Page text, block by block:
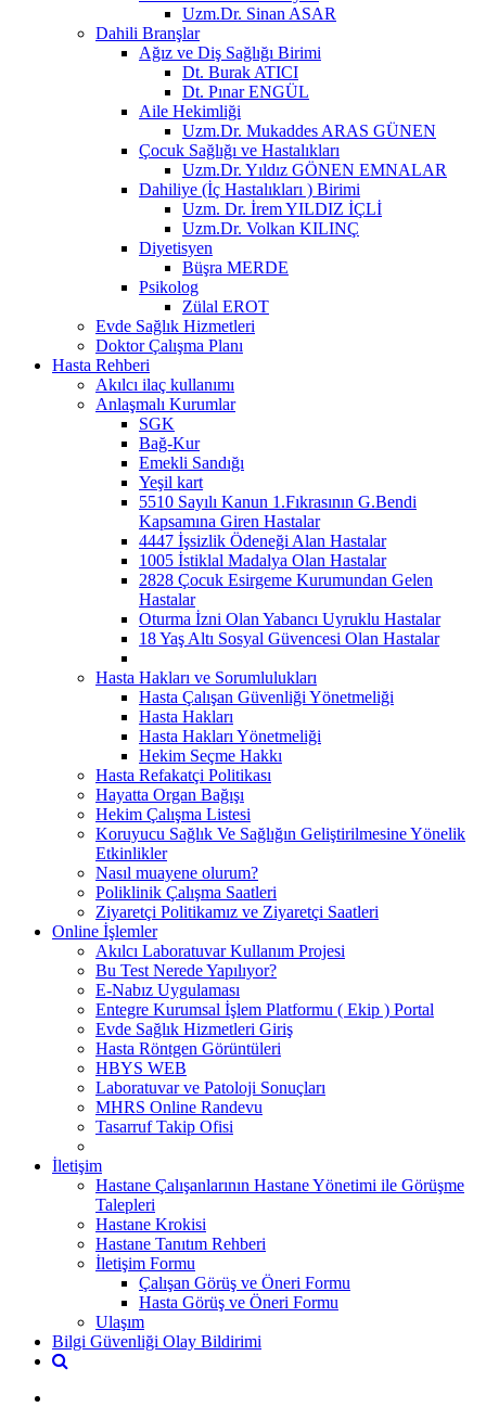
Uzm.Dr. Sinan ASAR
Dahili Branşlar
Ağız ve Diş Sağlığı Birimi
Dt. Burak ATICI
Dt. Pınar ENGÜL
Aile Hekimliği
Uzm.Dr. Mukaddes ARAS GÜNEN
Çocuk Sağlığı ve Hastalıkları
Uzm.Dr. Yıldız GÖNEN EMNALAR
Dahiliye (İç Hastalıkları ) Birimi
Uzm. Dr. İrem YILDIZ İÇLİ
Uzm.Dr. Volkan KILINÇ
Diyetisyen
Büşra MERDE
Psikolog
Zülal EROT
Evde Sağlık Hizmetleri
Doktor Çalışma Planı
Hasta Rehberi
Akılcı ilaç kullanımı
Anlaşmalı Kurumlar
SGK
Bağ-Kur
Emekli Sandığı
Yeşil kart
5510 Sayılı Kanun 1.Fıkrasının G.Bendi
Kapsamına Giren Hastalar
4447 İşsizlik Ödeneği Alan Hastalar
1005 İstiklal Madalya Olan Hastalar
2828 Çocuk Esirgeme Kurumundan Gelen
Hastalar
Oturma İzni Olan Yabancı Uyruklu Hastalar
18 Yaş Altı Sosyal Güvencesi Olan Hastalar
Hasta Hakları ve Sorumlulukları
Hasta Çalışan Güvenliği Yönetmeliği
Hasta Hakları
Hasta Hakları Yönetmeliği
Hekim Seçme Hakkı
Hasta Refakatçi Politikası
Hayatta Organ Bağışı
Hekim Çalışma Listesi
Koruyucu Sağlık Ve Sağlığın Geliştirilmesine Yönelik
Etkinlikler
Nasıl muayene olurum?
Poliklinik Çalışma Saatleri
Ziyaretçi Politikamız ve Ziyaretçi Saatleri
Online İşlemler
Akılcı Laboratuvar Kullanım Projesi
Bu Test Nerede Yapılıyor?
E-Nabız Uygulaması
Entegre Kurumsal İşlem Platformu ( Ekip ) Portal
Evde Sağlık Hizmetleri Giriş
Hasta Röntgen Görüntüleri
HBYS WEB
Laboratuvar ve Patoloji Sonuçları
MHRS Online Randevu
Tasarruf Takip Ofisi
İletişim
Hastane Çalışanlarının Hastane Yönetimi ile Görüşme
Talepleri
Hastane Krokisi
Hastane Tanıtım Rehberi
İletişim Formu
Çalışan Görüş ve Öneri Formu
Hasta Görüş ve Öneri Formu
Ulaşım
Bilgi Güvenliği Olay Bildirimi